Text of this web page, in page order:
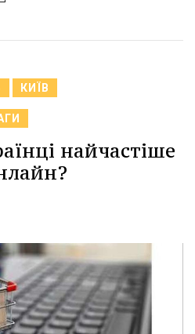
КИЇВ
найчастіше